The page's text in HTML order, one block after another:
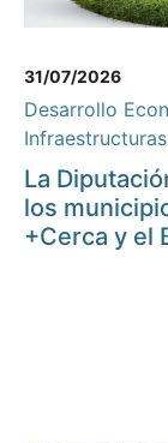
31/07/2026
Desarrollo
Infraestructuras
La
los
+Cerca y el